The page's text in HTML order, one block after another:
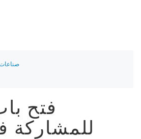
صناعات
فتح
للمشاركة